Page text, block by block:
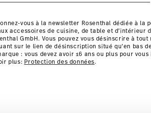
détails pour chaque pays de livraison ici
vous à la newsletter Rosenthal dédiée à la
accessoires de cuisine, de table et d’intérieur
GmbH. Vous pouvez vous désinscrire à tout
sur le lien de désinscription situé qu’en bas
: vous devez avoir 16 ans ou plus pour
plus: Protection des données.